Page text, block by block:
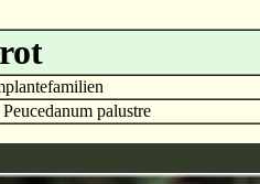
Peucedanum palustre